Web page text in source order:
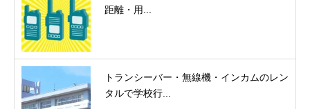
距離・用...
トランシーバー・無線機・インカムのレン
タルで学校行...